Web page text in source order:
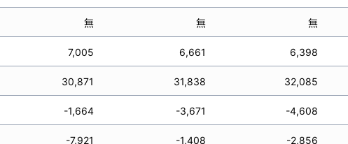
無 無 無
7,005 6,661 6,398
30,871 31,838 32,085
-1,664 -3,671 -4,608
-7,921 -1,408 -2,856